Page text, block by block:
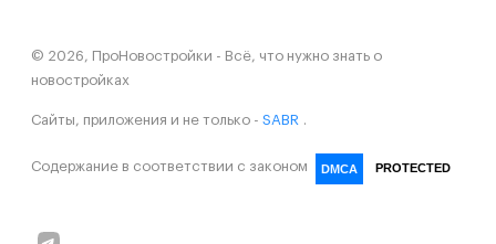
© 2026, ПроНовостройки - Всё, что нужно знать о
новостройках
Сайты, приложения и не только - SABR
Содержание в соответствии с законом DMCA PROTECTED